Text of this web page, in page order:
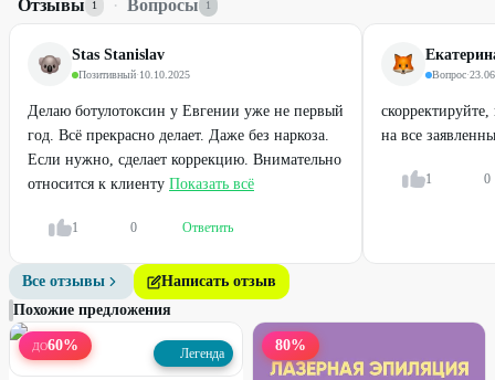
Возрастные ограничения: 18+.
Необходима предварительная запись:
+7 (985) 266-23-88,
Скидка не суммируется с другими действующими
предложениями кабинета.
Предупреждаем о необходимости получения консультации у врача
(специалиста) по оказываемым услугам и противопоказаниям.
Отзывы 1 · Вопросы 1
Stas Stanislav
Позитивный·10.10.2025
Делаю ботулотоксин у Евгении уже не первый
год. Всё прекрасно делает. Даже без наркоза.
Если нужно, сделает коррекцию. Внимательно
относится к клиенту Показать всё
1 0 Ответить
Вопрос·
на все
1 0
Все отзывы
Написать отзыв
Похожие предложения
ДО60% Легенда 80%